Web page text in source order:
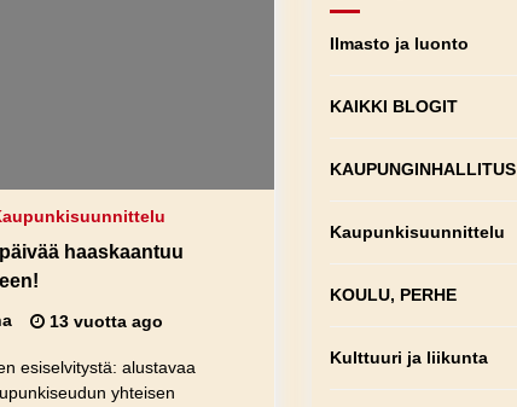
haaskaantuu
13 vuotta ago
esiselvitystä: alustavaa
yhteisen
Ilmasto ja luonto
KAIKKI BLOGIT
KAUPUNGINHALLITUS
Kaupunkisuunnittelu
KOULU, PERHE
Kulttuuri ja liikunta